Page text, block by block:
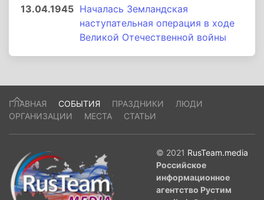
13.04.1945 Началась Земландская
наступательная операция в ходе
Великой Отечественной войны
ГЛАВНАЯ СОБЫТИЯ ПРАЗДНИКИ
ЛЮДИ
ОРГАНИЗАЦИИ
МЕСТА СТАТЬИ
© 2021 RusTeam.media
Российское
информационное
агентство Рустим